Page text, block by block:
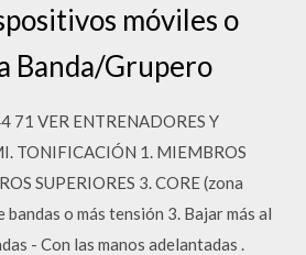
móviles o
Banda/Grupero
71 VER ENTRENADORES Y
TONIFICACIÓN 1. MIEMBROS
SUPERIORES 3. CORE (zona
o más tensión 3. Bajar más al
- Con las manos adelantadas .